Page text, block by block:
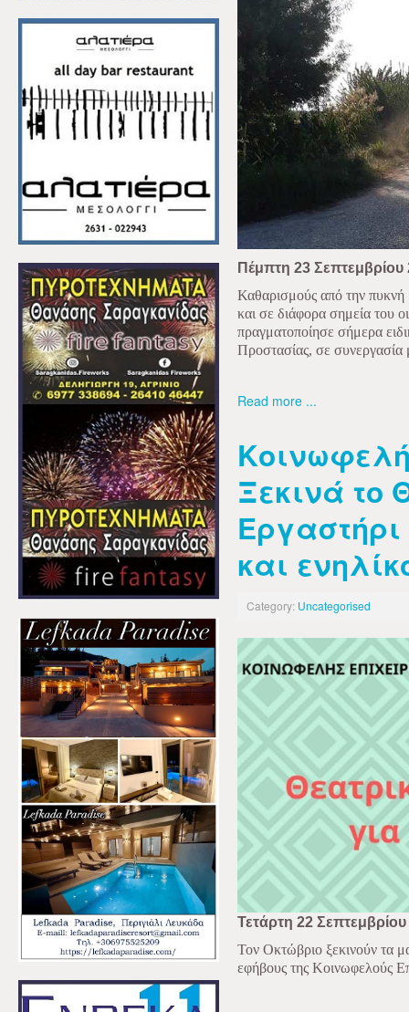
Πέμπτη 23 Σεπτεμβρίου
Καθαρισμούς από την πυκνή
και σε διάφορα σημεία του
πραγματοποίησε σήμερα
Προστασίας, σε
Read more ...
Ξεκινά το
και
Category: Uncategorised
Τετάρτη 22
Τον Οκτώβριο ξεκινούν τα
εφήβους της Κοινωφελούς